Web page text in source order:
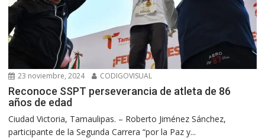
23 noviembre, 2024 CODIGOVISUAL
Reconoce SSPT perseverancia de atleta de 86
años de edad
Ciudad Victoria, Tamaulipas. – Roberto Jiménez Sánchez,
participante de la Segunda Carrera “por la Paz y...